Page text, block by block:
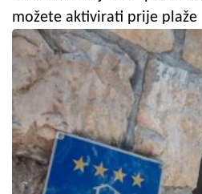
možete aktivirati prije plaže